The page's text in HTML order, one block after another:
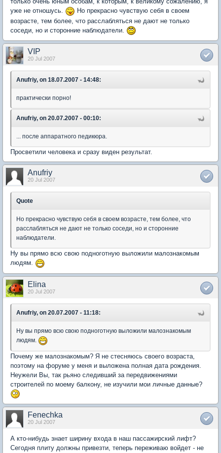
уже не отношусь.
Но прекрасно чувствую себя в своем
возрасте, тем более, что расслабляться не дают не только
соседи, но и сторонние наблюдатели.
VIP
20 Jul 2007
Anufriy, on 18.07.2007 - 14:48:
практически порно!
Anufriy, on 20.07.2007 - 00:10:
... после аппаратного педикюра.
Просветили человека и сразу виден результат.
Anufriy
20 Jul 2007
Quote
Но прекрасно чувствую себя в своем возрасте, тем более, что
расслабляться не дают не только соседи, но и сторонние
наблюдатели.
Ну вы прямо всю свою подноготную выложили малознакомым
людям.
Elina
20 Jul 2007
Anufriy, on 20.07.2007 - 11:18:
Ну вы прямо всю свою подноготную выложили малознакомым
людям.
Почему же малознакомым? Я не стесняюсь своего возраста,
поэтому на форуме у меня и выложена полная дата рождения.
Неужели Вы, так рьяно следивший за передвижениями
строителей по моему балкону, не изучили мои личные данные?
Fenechka
20 Jul 2007
А кто-нибудь знает ширину входа в наш пассажирский лифт?
Сегодня плиту должны привезти, теперь переживаю войдет - не